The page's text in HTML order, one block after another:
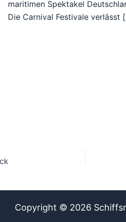
maritimen Spektakel
Die Carnival Festivale verlässt
Copyright © 2026